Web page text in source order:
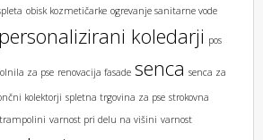
obisk kozmetičarke ogrevanje sanitarne vode
personalizirani koledarji pos
za pse renovacija fasade senca senca za
kolektorji spletna trgovina za pse strokovna
trampolini varnost pri delu na višini varnost